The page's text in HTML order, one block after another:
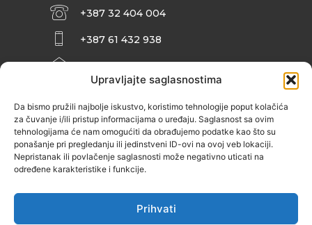
Upravljajte saglasnostima
Da bismo pružili najbolje iskustvo, koristimo tehnologije poput kolačića
za čuvanje i/ili pristup informacijama o uređaju. Saglasnost sa ovim
tehnologijama će nam omogućiti da obrađujemo podatke kao što su
ponašanje pri pregledanju ili jedinstveni ID-ovi na ovoj veb lokaciji.
Nepristanak ili povlačenje saglasnosti može negativno uticati na
određene karakteristike i funkcije.
Prihvati
+387 32 404 004
+387 61 432 938
INFO@ZENIT.BA
ZENIČANKA, 3. SPRAT), 72000 ZENICA